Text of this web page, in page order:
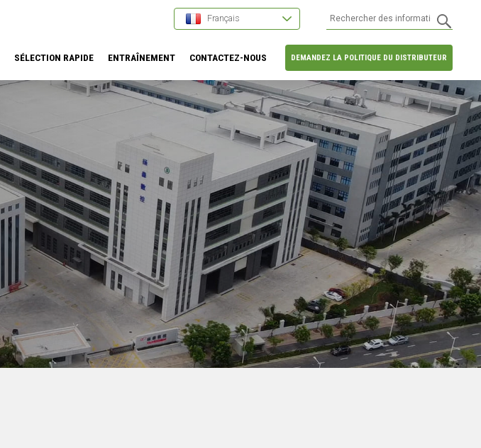
Français
DEMANDEZ LA POLITIQUE DU DISTRIBUTEUR
SÉLECTION RAPIDE ENTRAÎNEMENT CONTACTEZ-NOUS